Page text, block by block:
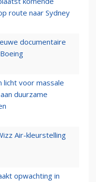
route naar Sydney
documentaire
voor massale
duurzame
Air-kleurstelling
opwachting in